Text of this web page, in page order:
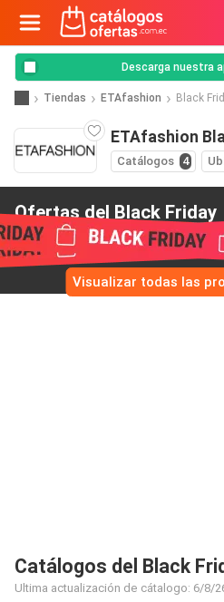
Descarga nuestra
Tiendas ETAfashion Black
ETAfashion
Catálogos 4
Ofertas del Black Friday
de ETAfashion
Visualizar todas las
Catálogos del Black
Ultima actualización de cátalogo: 6/8/